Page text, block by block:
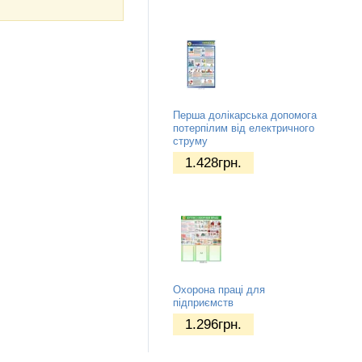
Перша долікарська допомога
потерпілим від електричного
струму
1.428грн.
Охорона праці для
підприємств
1.296грн.